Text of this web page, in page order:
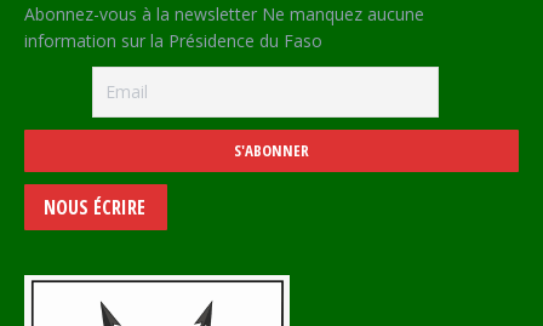
Abonnez-vous à la newsletter Ne manquez aucune
information sur la Présidence du Faso
NOUS ÉCRIRE